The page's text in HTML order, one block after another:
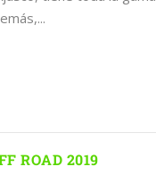
ROAD 2019